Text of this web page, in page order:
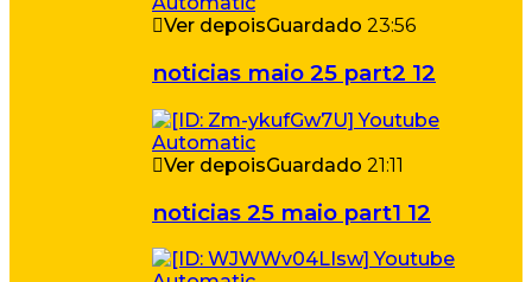
Ver depoisGuardado 23:56
noticias maio 25 part2 12
Ver depoisGuardado 21:11
noticias 25 maio part1 12